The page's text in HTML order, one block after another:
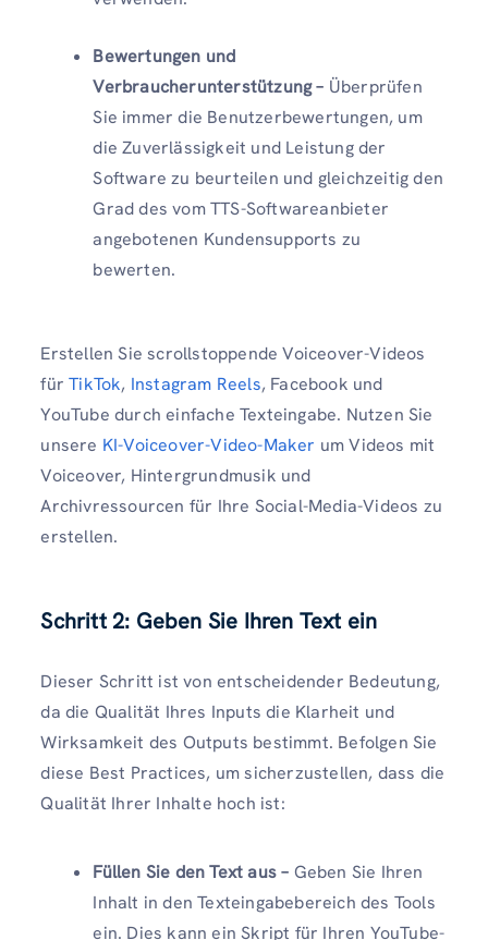
Bewertungen und
Verbraucherunterstützung – Überprüfen
Sie immer die Benutzerbewertungen, um
die Zuverlässigkeit und Leistung der
Software zu beurteilen und gleichzeitig den
Grad des vom TTS-Softwareanbieter
angebotenen Kundensupports zu
bewerten.
Erstellen Sie scrollstoppende Voiceover-Videos
fürTikTok, Instagram Reels, Facebook und
YouTube durch einfache Texteingabe. Nutzen Sie
unsere KI-Voiceover-Video-Maker um Videos mit
Voiceover, Hintergrundmusik und
Archivressourcen für Ihre Social-Media-Videos zu
erstellen.
Schritt 2: Geben Sie Ihren Text ein
Dieser Schritt ist von entscheidender Bedeutung,
da die Qualität Ihres Inputs die Klarheit und
Wirksamkeit des Outputs bestimmt. Befolgen Sie
diese Best Practices, um sicherzustellen, dass die
Qualität Ihrer Inhalte hoch ist:
Füllen Sie den Text aus – Geben Sie Ihren
Inhalt in den Texteingabebereich des Tools
ein. Dies kann ein Skript für Ihren YouTube-